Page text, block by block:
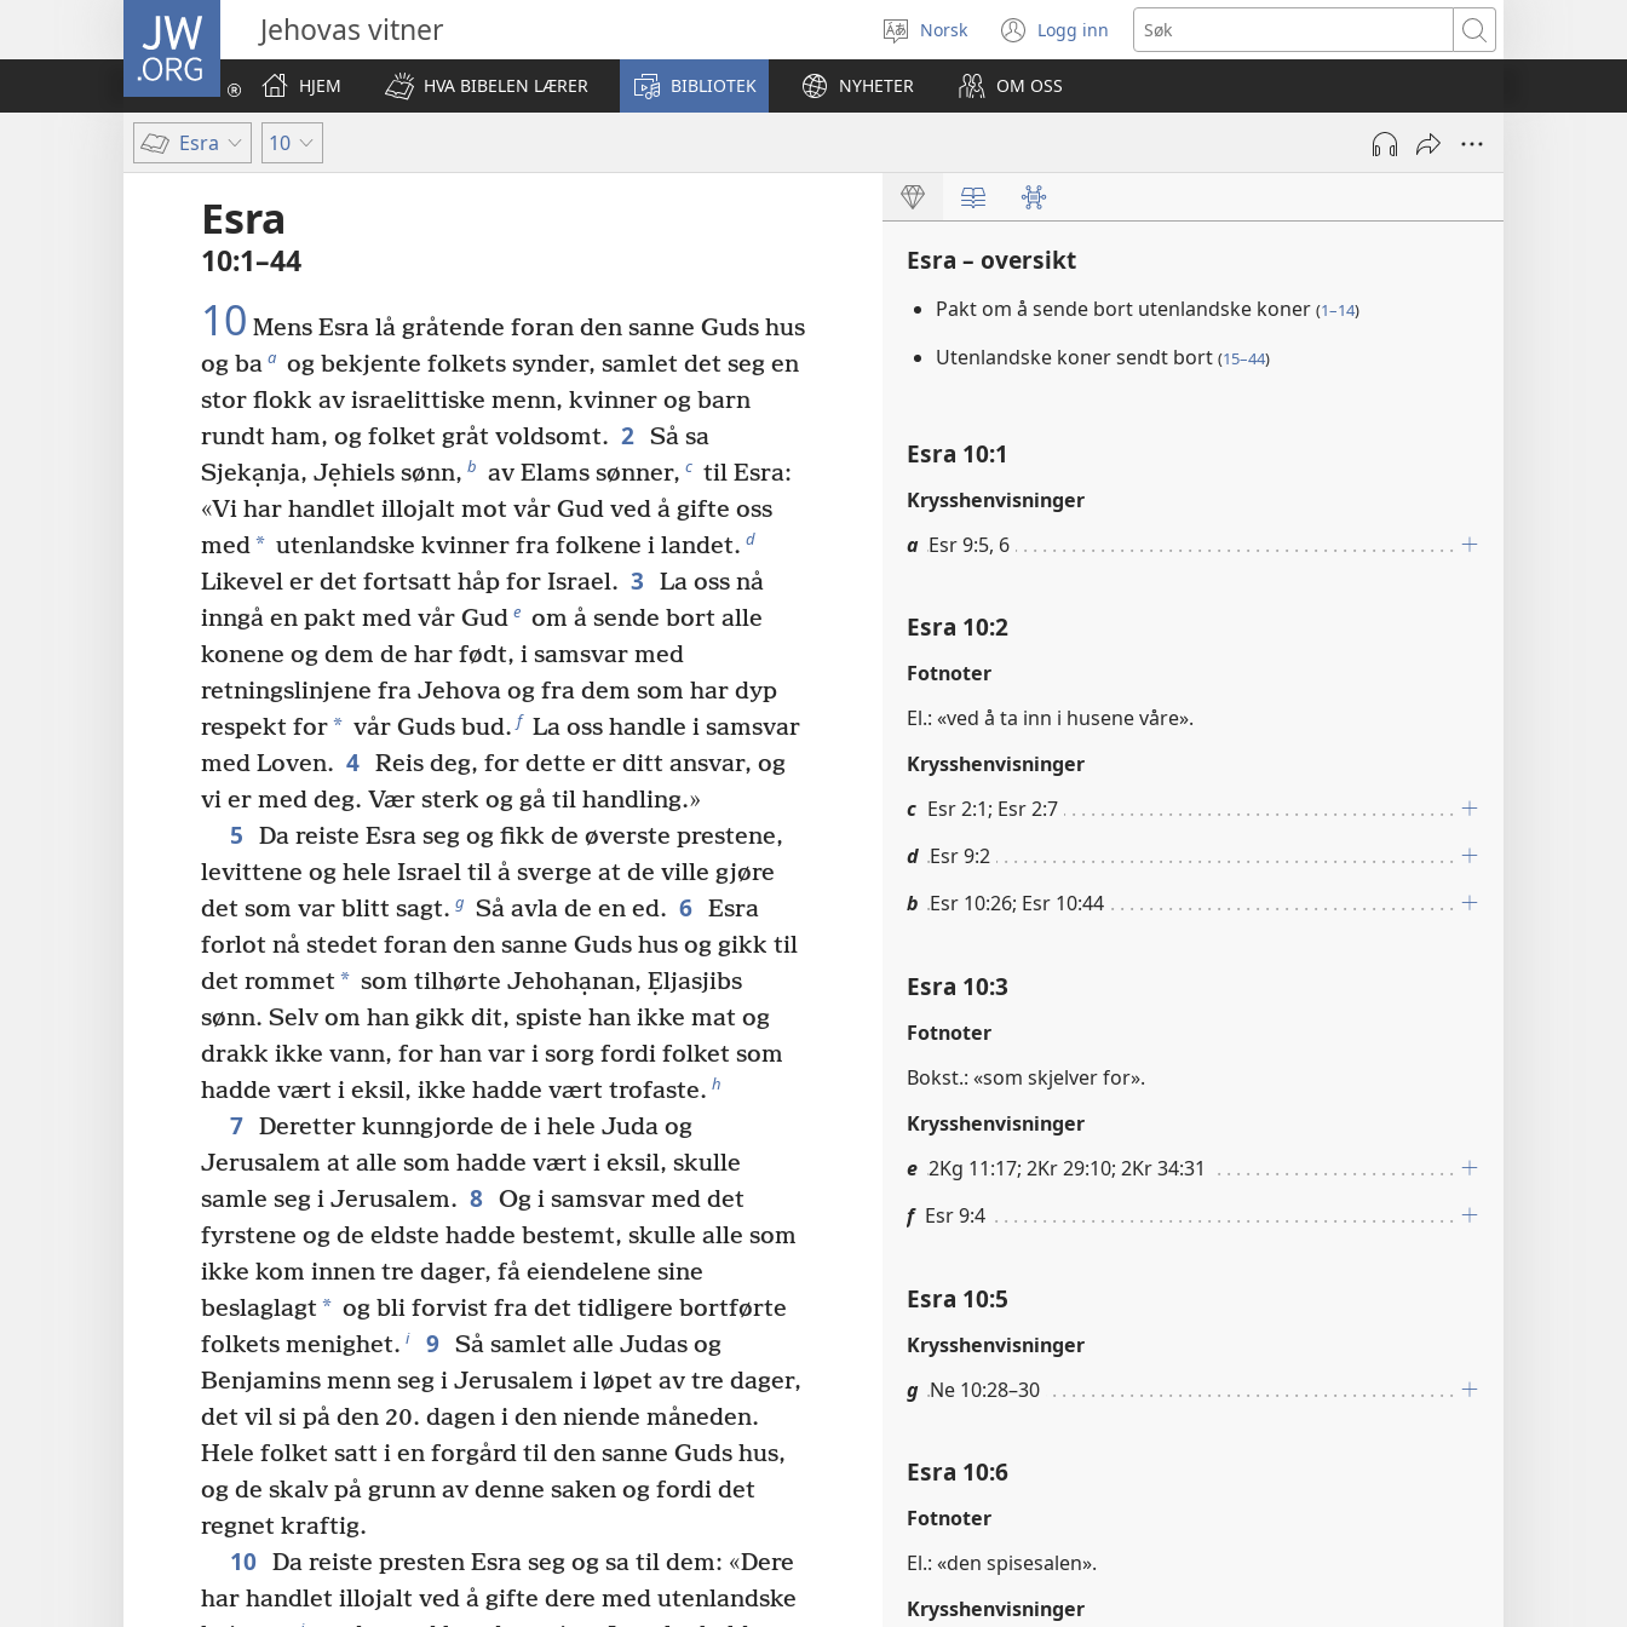
JW.ORG Jehovas vitner
Velg
språk
Norsk Logg inn
(åpner
nytt
vindu)
Søk
HJEM
HVA BIBELEN LÆRER BIBLIOTEK NYHETER OM OSS
Esra 10
Esra
10:1–44
10 Mens Esra lå gråtende foran den sanne Guds hus
og ba a og bekjente folkets synder, samlet det seg en
stor flokk av israelittiske menn, kvinner og barn
rundt ham, og folket gråt voldsomt. 2 Så sa
Sjekạnja, Jẹhiels sønn, b av Elams sønner, c til Esra:
«Vi har handlet illojalt mot vår Gud ved å gifte oss
med* utenlandske kvinner fra folkene i landet. d
Likevel er det fortsatt håp for Israel. 3
La oss nå
inngå en pakt med vår Gud e om å sende bort alle
konene og dem de har født, i samsvar med
retningslinjene fra Jehova og fra dem som har dyp
respekt for* vår Guds bud. f La oss handle i samsvar
med Loven. 4 Reis deg, for dette er ditt ansvar, og
vi er med deg. Vær sterk og gå til handling.»
5
Da reiste Esra seg og fikk de øverste prestene,
levittene og hele Israel til å sverge at de ville gjøre
det som var blitt sagt. g Så avla de en ed. 6 Esra
forlot nå stedet foran den sanne Guds hus og gikk til
det rommet* som tilhørte Jehohạnan, Ẹljasjibs
sønn. Selv om han gikk dit, spiste han ikke mat og
drakk ikke vann, for han var i sorg fordi folket som
hadde vært i eksil, ikke hadde vært trofaste. h
7 Deretter kunngjorde de i hele Juda og
Jerusalem at alle som hadde vært i eksil, skulle
samle seg i Jerusalem. 8 Og i samsvar med det
fyrstene og de eldste hadde bestemt, skulle alle som
ikke kom innen tre dager, få eiendelene sine
beslaglagt* og bli forvist fra det tidligere bortførte
folkets menighet. i 9 Så samlet alle Judas og
Benjamins menn seg i Jerusalem i løpet av tre dager,
det vil si på den 20. dagen i den niende måneden.
Hele folket satt i en forgård til den sanne Guds hus,
og de skalv på grunn av denne saken og fordi det
regnet kraftig.
10 Da reiste presten Esra seg og sa til dem: «Dere
har handlet illojalt ved å gifte dere med utenlandske
Esra – oversikt
Pakt om å sende bort utenlandske koner (1–14)
Utenlandske koner sendt bort (15–44)
Esra 10:1
Krysshenvisninger
a Esr 9:5, 6
Esra 10:2
Fotnoter
El.: «ved å ta inn i husene våre».
Krysshenvisninger
c Esr 2:1; Esr 2:7
d Esr 9:2
b Esr 10:26; Esr 10:44
Esra 10:3
Fotnoter
Bokst.: «som skjelver for».
Krysshenvisninger
e 2Kg 11:17; 2Kr 29:10; 2Kr 34:31
f Esr 9:4
Esra 10:5
Krysshenvisninger
g Ne 10:28–30
Esra 10:6
Fotnoter
El.: «den spisesalen».
Krysshenvisninger